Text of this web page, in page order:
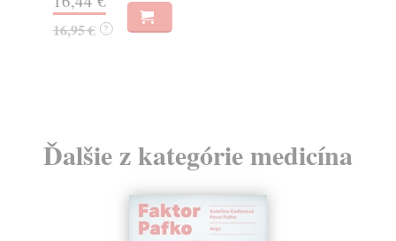
16,95 € ?
Ďalšie z kategórie medicína